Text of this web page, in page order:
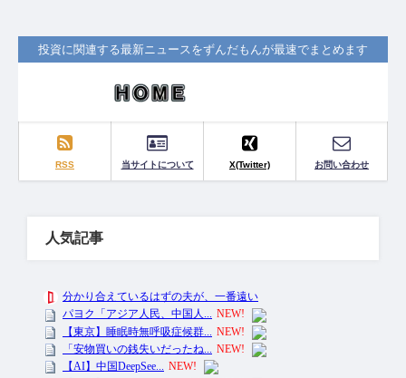
投資に関連する最新ニュースをずんだもんが最速でまとめます
RSS 当サイトについて X(Twitter) お問い合わせ
人気記事